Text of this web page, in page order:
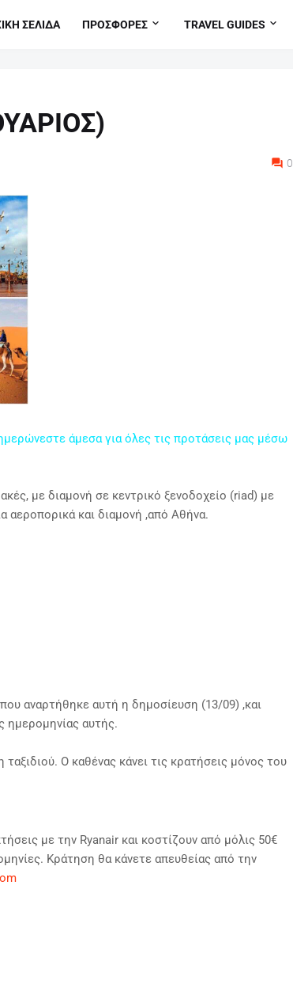
ΣΕΛΙΔΑ ΠΡΟΣΦΟΡΕΣ TRAVEL GUIDES
0
άμεσα για όλες τις προτάσεις μας μέσω
με διαμονή σε κεντρικό ξενοδοχείο (riad) με
αεροπορικά και διαμονή ,από Αθήνα.
αναρτήθηκε αυτή η δημοσίευση (13/09) ,και
ημερομηνίας αυτής.
Ο καθένας κάνει τις κρατήσεις μόνος του
με την Ryanair και κοστίζουν από μόλις 50€
Κράτηση θα κάνετε απευθείας από την